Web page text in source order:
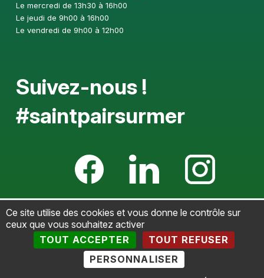
Le mercredi de 13h30 à 16h00
Le jeudi de 9h00 à 16h00
Le vendredi de 9h00 à 12h00
Suivez-nous !
#saintpairsurmer
Mentions légales-Politique de confidentialité-
Accessibilté-Plan du site-Gestion des cookies-Retour
haut de page
Ce site utilise des cookies et vous donne le contrôle sur
ceux que vous souhaitez activer
TOUT ACCEPTER
TOUT REFUSER
PERSONNALISER